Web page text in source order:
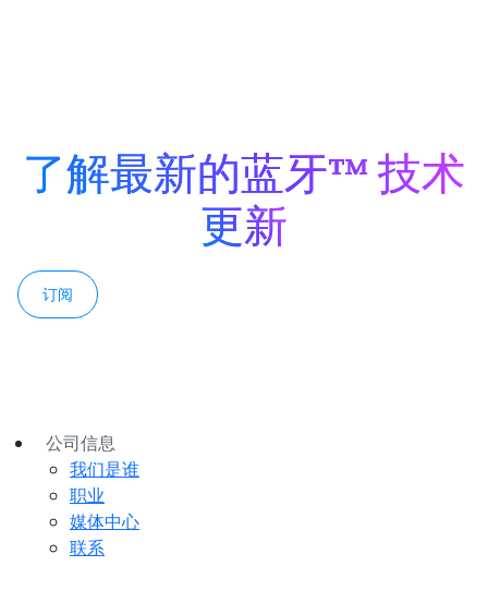
了解最新的蓝牙™ 技术
更新
订阅
公司信息
我们是谁
职业
媒体中心
联系